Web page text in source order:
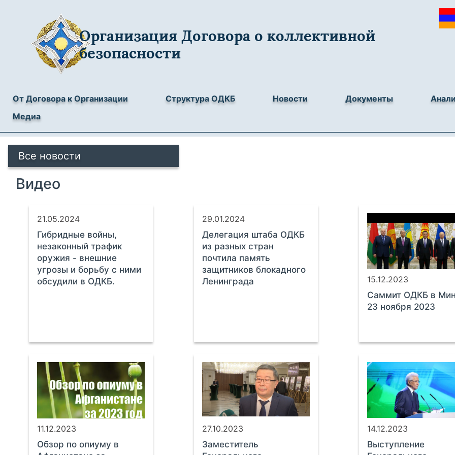
Организация Договора о коллективной
безопасности
От Договора к Организации Структура ОДКБ Новости Документы
Медиа
Все новости
Видео
21.05.2024
Гибридные войны,
незаконный трафик
оружия - внешние
угрозы и борьбу с ними
обсудили в ОДКБ.
29.01.2024
Делегация штаба ОДКБ
из разных стран
почтила память
защитников блокадного
Ленинграда
15.12.2023
Саммит ОДКБ в
23 ноября 2023
11.12.2023
Обзор по опиуму в
27.10.2023
Заместитель
14.12.2023
Выступление